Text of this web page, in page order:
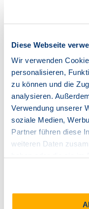
Diese Webseite
Wir verwenden
personalisieren,
zu können und die
analysieren.
Verwendung unserer
soziale Medien,
Partner führen diese
weiteren Daten
Mein
höher - warum?
Wo finde ich
Ich habe keine
bekommen -
Sowohl TNG als
schicken mir eine